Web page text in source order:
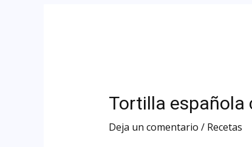
Tortilla española
Deja un comentario / Recetas